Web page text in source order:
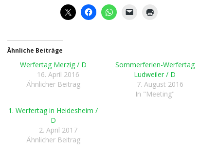
Ähnliche Beiträge
Werfertag Merzig / D
16. April 2016
Ähnlicher Beitrag
Sommerferien-Werfertag
Ludweiler / D
7. August 2016
In "Meeting"
1. Werfertag in Heidesheim /
D
2. April 2017
Ähnlicher Beitrag